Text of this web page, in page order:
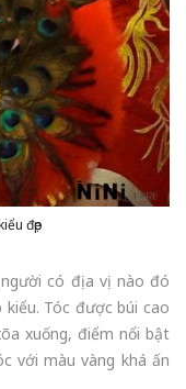
đẹp
có địa vị nào đó
Tóc được búi cao
xuống, điểm nổi bật
với màu vàng khá ấn